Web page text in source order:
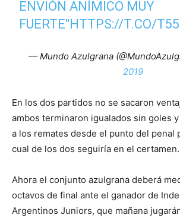
ENVIÓN ANÍMICO MUY
FUERTE"HTTPS://T.CO/
— Mundo Azulgrana
2019
En los dos partidos no se sacaron
ambos terminaron igualados sin goles
a los remates desde el punto del penal
cual de los dos seguiría en el certamen.
Ahora el conjunto azulgrana deberá
octavos de final ante el ganador de
Argentinos Juniors, que mañana